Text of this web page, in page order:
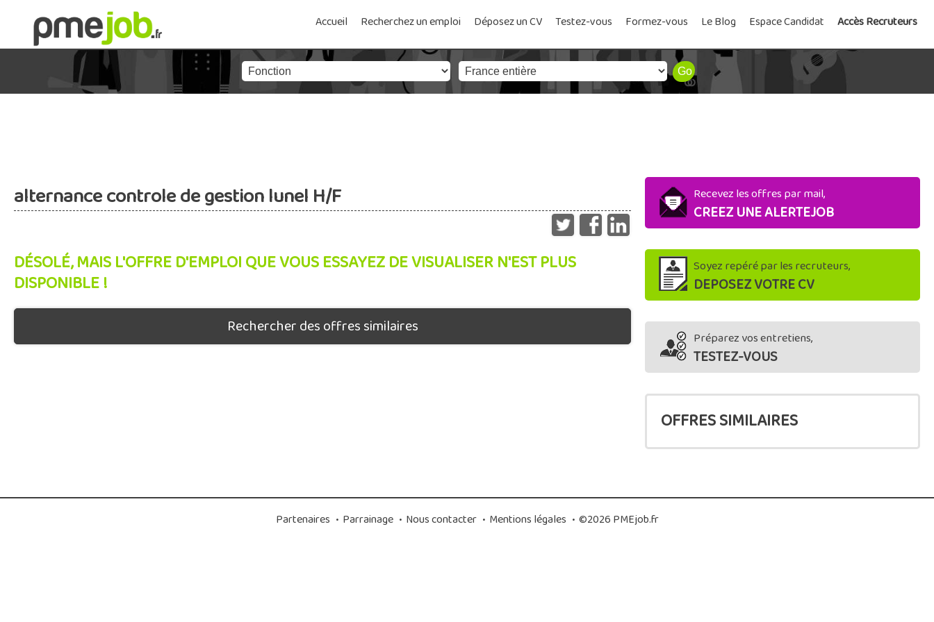
Accueil Recherchez un emploi Déposez un CV Testez-vous Formez-vous Le Blog Espace Candidat Accès Recruteurs
alternance controle de gestion lunel H/F
DÉSOLÉ, MAIS L'OFFRE D'EMPLOI QUE VOUS ESSAYEZ DE VISUALISER N'EST PLUS
DISPONIBLE !
Rechercher des offres similaires
Recevez les offres par mail,
CREEZ UNE ALERTEJOB
Soyez repéré par les recruteurs,
DEPOSEZ VOTRE CV
Préparez vos entretiens,
TESTEZ-VOUS
OFFRES SIMILAIRES
Partenaires • Parrainage • Nous contacter • Mentions légales • ©2026 PMEjob.fr